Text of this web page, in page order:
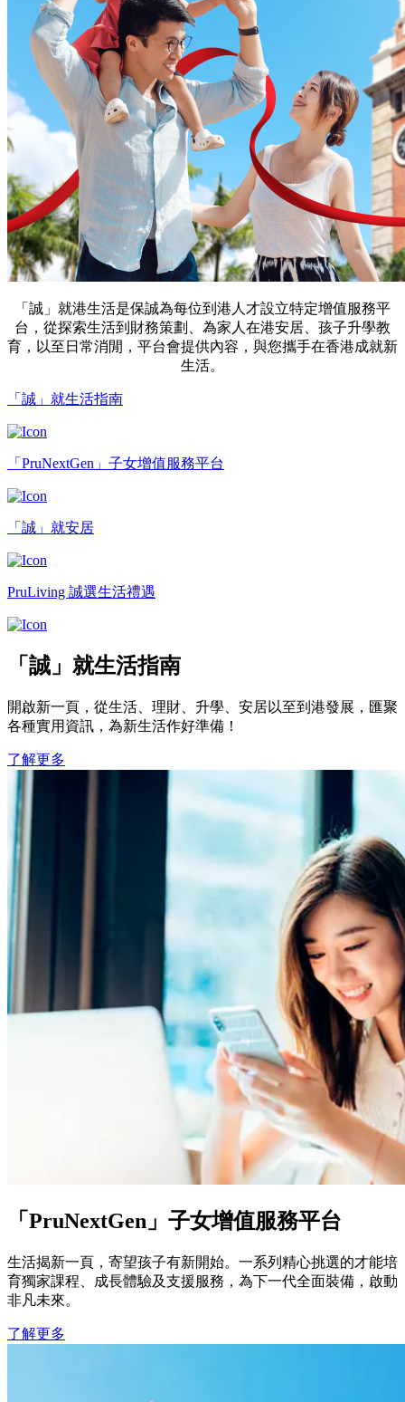
「誠」就港生活是保誠為每位到港人才設立特定增值服務平
台，從探索生活到財務策劃、為家人在港安居、孩子升學教
育，以至日常消閒，平台會提供內容，與您攜手在香港成就新
生活。
「誠」就生活指南
「PruNextGen」子女增值服務平台
「誠」就安居
PruLiving 誠選生活禮遇
「誠」就生活指南
開啟新一頁，從生活、理財、升學、安居以至到港發展，匯聚
各種實用資訊，為新生活作好準備！
了解更多
「PruNextGen」子女增值服務平台
生活揭新一頁，寄望孩子有新開始。一系列精心挑選的才能培
育獨家課程、成長體驗及支援服務，為下一代全面裝備，啟動
非凡未來。
了解更多